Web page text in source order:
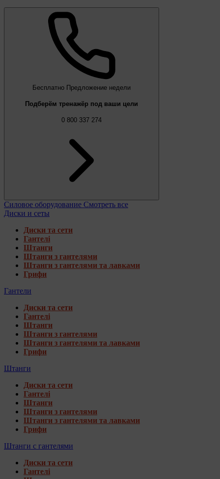
Бесплатно Предложение недели
Подберём тренажёр под ваши цели
0 800 337 274
Силовое оборудование Смотреть все
Диски и сеты
Диски та сети
Гантелі
Штанги
Штанги з гантелями
Штанги з гантелями та лавками
Грифи
Гантели
Диски та сети
Гантелі
Штанги
Штанги з гантелями
Штанги з гантелями та лавками
Грифи
Штанги
Диски та сети
Гантелі
Штанги
Штанги з гантелями
Штанги з гантелями та лавками
Грифи
Штанги с гантелями
Диски та сети
Гантелі